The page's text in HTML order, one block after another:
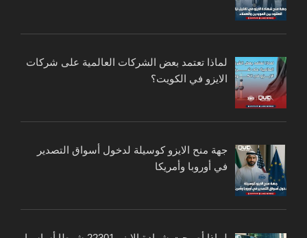
لماذا تعتمد بعض الشركات العالمية على شركات
الايزو في الكويت؟
جهة منح الايزو كوسيلة لدخول أسواق التصدير
في أوروبا وأمريكا